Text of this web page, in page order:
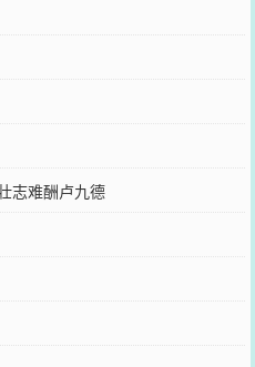
志难酬卢九德